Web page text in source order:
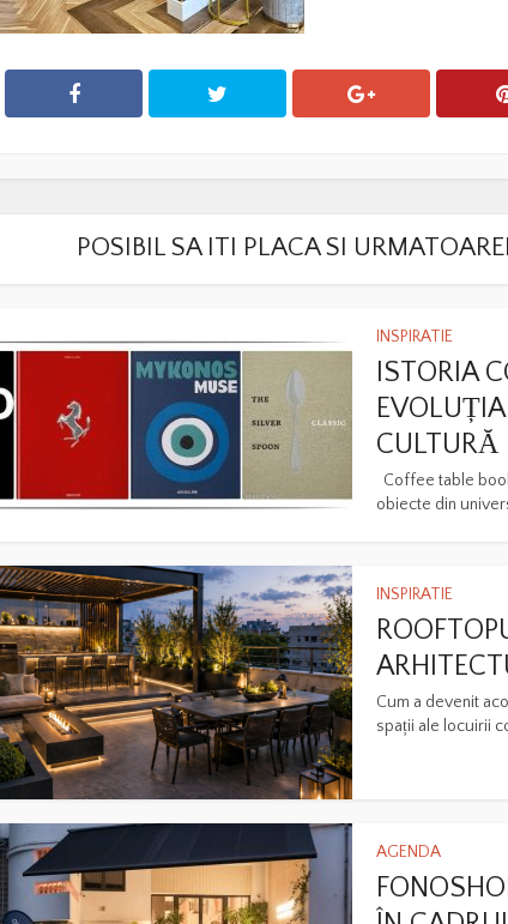
POSIBIL SA ITI PLACA SI
INSPIRATIE
ISTORIA
CULTURĂ
Coffee table
obiecte din
INSPIRATIE
Cum a devenit
spații ale locuirii
AGENDA